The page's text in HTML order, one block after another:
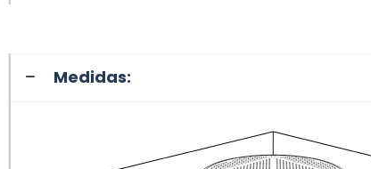
Medidas: